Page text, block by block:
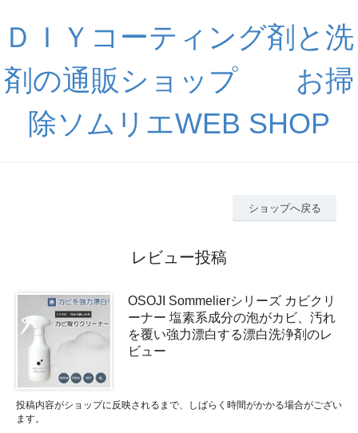
ＤＩＹコーティング剤と洗
剤の通販ショップ お掃
除ソムリエWEB SHOP
ショップへ戻る
レビュー投稿
OSOJI Sommelierシリーズ カビクリ
ーナー 塩素系成分の泡がカビ、汚れ
を覆い強力漂白する漂白洗浄剤のレ
ビュー
投稿内容がショップに反映されるまで、しばらく時間がかかる場合がござい
ます。